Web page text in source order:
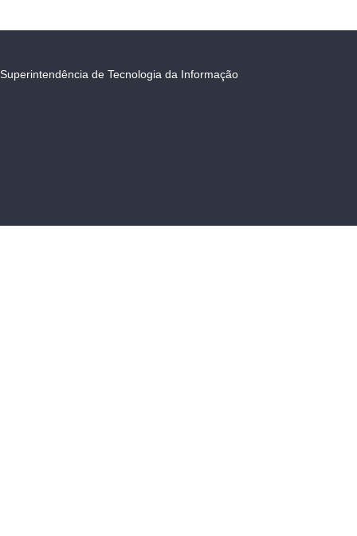
Superintendência de Tecnologia da Informação